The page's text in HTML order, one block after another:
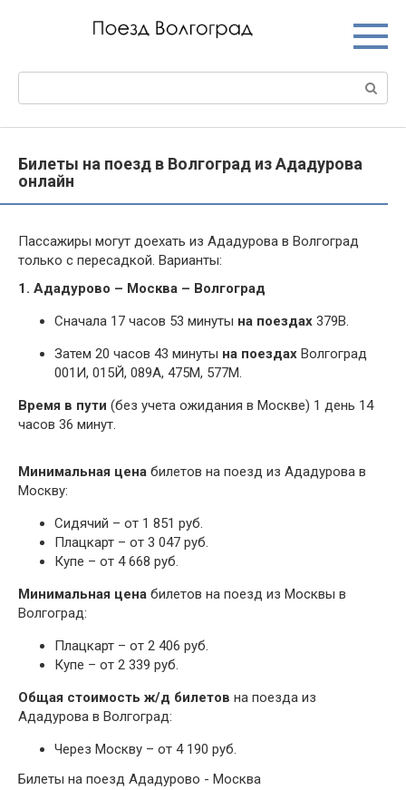
Билеты на поезд в Волгоград из Ададурова
онлайн
Пассажиры могут доехать из Ададурова в Волгоград
только с пересадкой. Варианты:
1. Ададурово – Москва – Волгоград
Сначала 17 часов 53 минуты на поездах 379В.
Затем 20 часов 43 минуты на поездах Волгоград
001И, 015Й, 089А, 475М, 577М.
Время в пути (без учета ожидания в Москве) 1 день 14
часов 36 минут.
Минимальная цена билетов на поезд из Ададурова в
Москву:
Сидячий – от 1 851 руб.
Плацкарт – от 3 047 руб.
Купе – от 4 668 руб.
Минимальная цена билетов на поезд из Москвы в
Волгоград:
Плацкарт – от 2 406 руб.
Купе – от 2 339 руб.
Общая стоимость ж/д билетов на поезда из
Ададурова в Волгоград:
Через Москву – от 4 190 руб.
Билеты на поезд Ададурово - Москва